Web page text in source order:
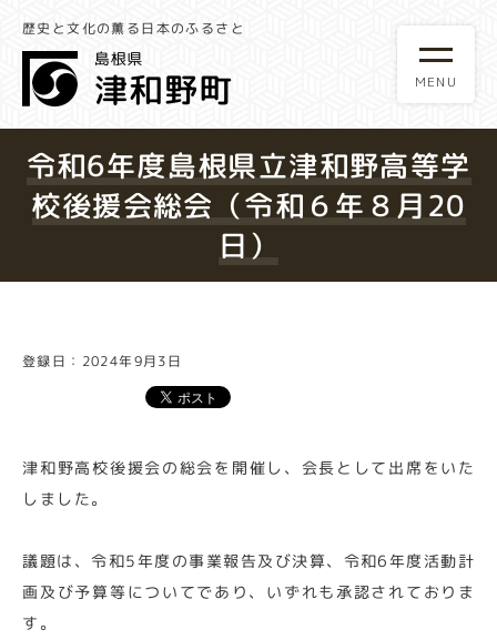
歴史と文化の薫る日本のふるさと
令和6年度島根県立津和野高等学
校後援会総会（令和６年８月20
日）
登録日：2024年9月3日
津和野高校後援会の総会を開催し、会長として出席をいた
しました。
議題は、令和5年度の事業報告及び決算、令和6年度活動計
画及び予算等についてであり、いずれも承認されておりま
す。